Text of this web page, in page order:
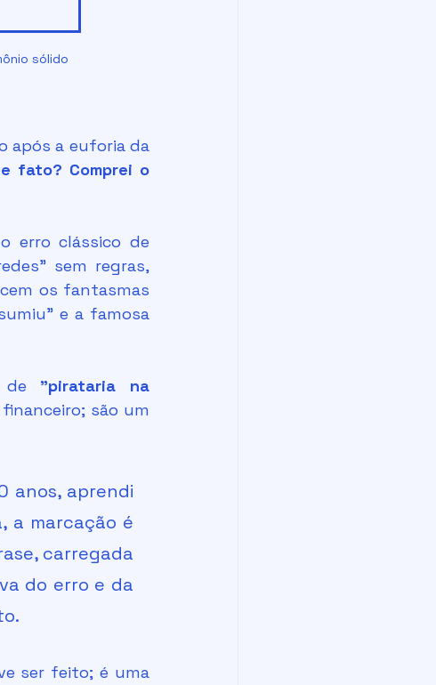
sólido
fato? Comprei o
sem regras,
os fantasmas
e a famosa
de "pirataria na
são um
anos, aprendi
a marcação é
carregada
do erro e da